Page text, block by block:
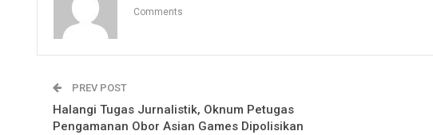
Comments
PREV POST
Halangi Tugas Jurnalistik, Oknum Petugas
Pengamanan Obor Asian Games Dipolisikan